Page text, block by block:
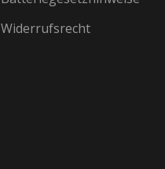
Widerrufsrecht